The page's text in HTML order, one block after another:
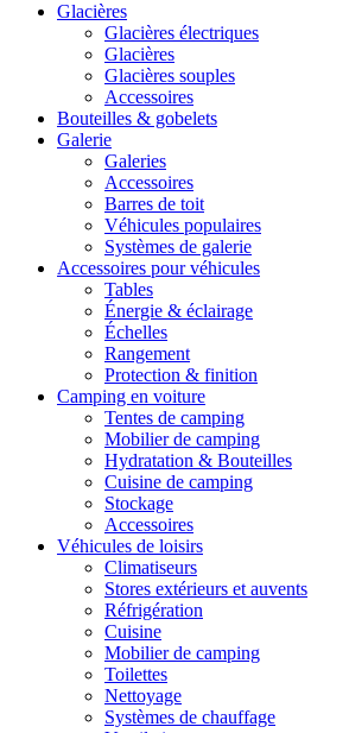
Glacières
Glacières électriques
Glacières
Glacières souples
Accessoires
Bouteilles & gobelets
Galerie
Galeries
Accessoires
Barres de toit
Véhicules populaires
Systèmes de galerie
Accessoires pour véhicules
Tables
Énergie & éclairage
Échelles
Rangement
Protection & finition
Camping en voiture
Tentes de camping
Mobilier de camping
Hydratation & Bouteilles
Cuisine de camping
Stockage
Accessoires
Véhicules de loisirs
Climatiseurs
Stores extérieurs et auvents
Réfrigération
Cuisine
Mobilier de camping
Toilettes
Nettoyage
Systèmes de chauffage